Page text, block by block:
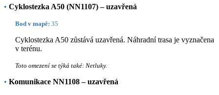
• Cyklostezka A50 (NN1107) – uzavřená
Bod v mapě: 35
Cyklostezka A50 zůstává uzavřená. Náhradní trasa je vyznačena
v terénu.
Toto omezení se týká také: Netluky.
• Komunikace NN1108 – uzavřená